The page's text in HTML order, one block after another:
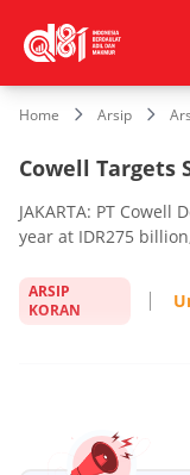
Home Arsip
Cowell Targets
JAKARTA: PT
year at IDR275
ARSIP
KORAN